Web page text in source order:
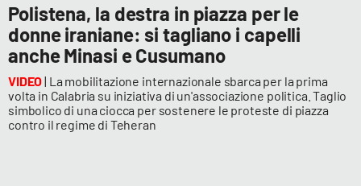
Polistena, la destra in piazza per le
donne iraniane: si tagliano i capelli
anche Minasi e Cusumano
VIDEO| La mobilitazione internazionale sbarca per la prima
volta in Calabria su iniziativa di un'associazione politica. Taglio
simbolico di una ciocca per sostenere le proteste di piazza
contro il regime di Teheran